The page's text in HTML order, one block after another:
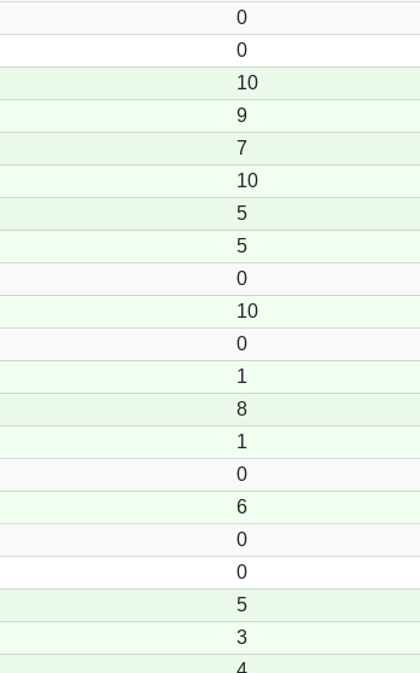
0
0
10
9
7
10
5
5
0
10
0
1
8
1
0
6
0
0
5
3